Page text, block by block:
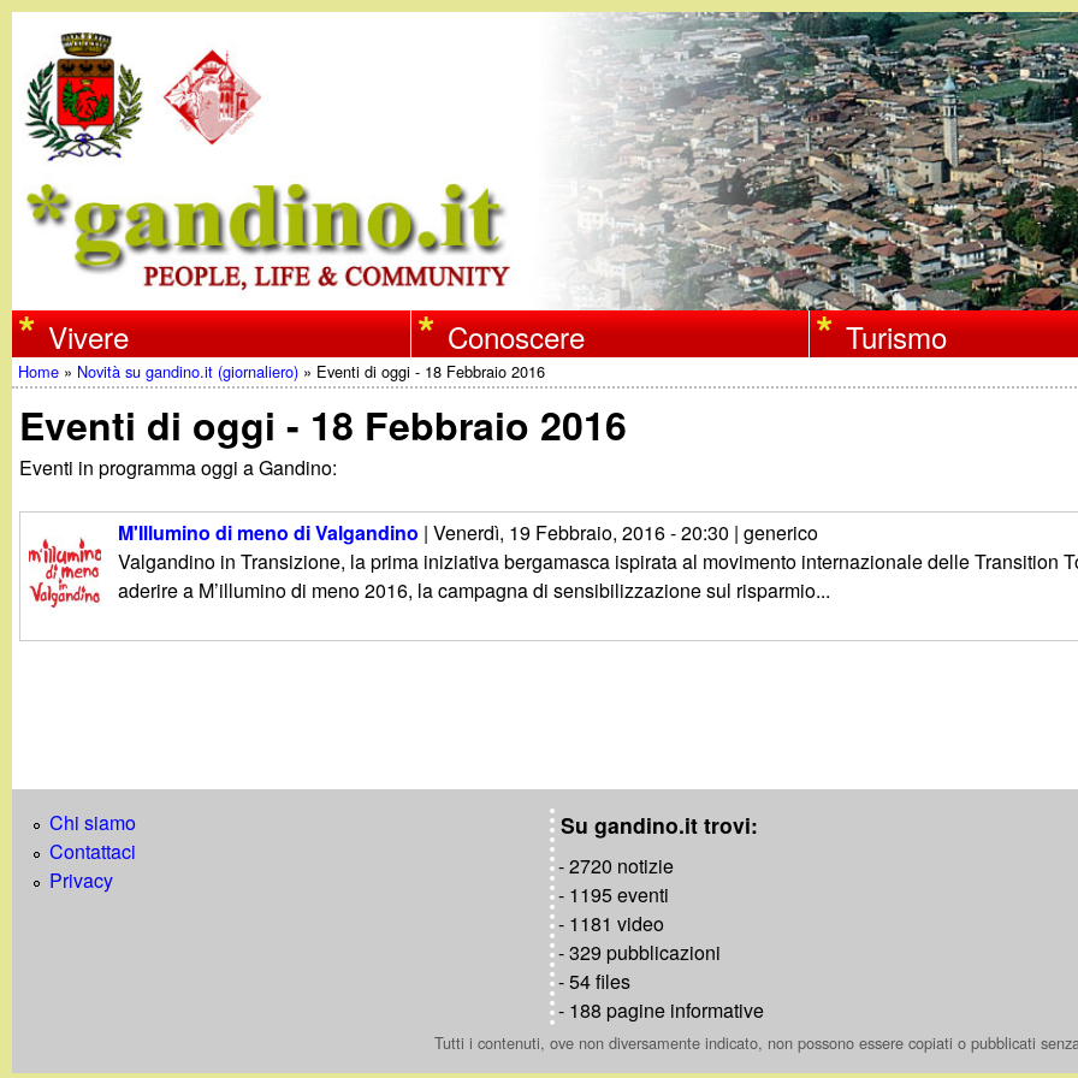
Salta
al
contenuto
principale
w
w
w
.
g
a
i
n
Vivere Conoscere Turismo
Tu
sei
Home » Novità su gandino.it (giornaliero) » Eventi di oggi - 18 Febbraio 2016
Eventi di oggi - 18 Febbraio 2016
Eventi in programma oggi a Gandino:
M'Illumino di meno di Valgandino |Venerdì, 19 Febbraio, 2016 - 20:30 | generico
Valgandino in Transizione, la prima iniziativa bergamasca ispirata al movimento internazionale delle Transition
aderire a M’illumino di meno 2016, la campagna di sensibilizzazione sul risparmio...
Chi siamo
Contattaci
Privacy
Su gandino.it trovi:
- 2720 notizie
- 1195 eventi
- 1181 video
- 329 pubblicazioni
- 54 files
- 188 pagine informative
Tutti i contenuti, ove non diversamente indicato, non possono essere copiati o pubblicati